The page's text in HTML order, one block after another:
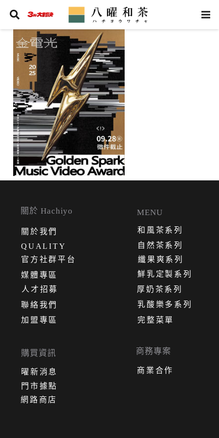
人才招募
關於 Hachiyo
關 於我們
QUALITY
官方社群平台
媒體專區
網路商店
門市據點
曜新消息
購買資訊
聯絡我們
加盟專區
商務專案
商業合作
乳酸樂多系列
厚奶茶系列
鮮乳定製系列
纖果爽系列
自然茶系列
和風茶系列
MENU
完整菜單